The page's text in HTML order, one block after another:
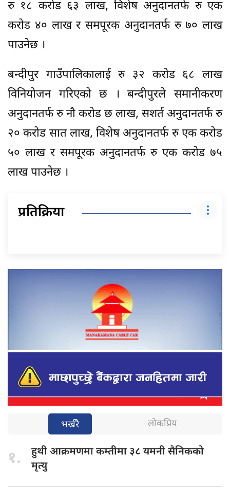
रु १८ करोड ६३ लाख, विशेष अनुदानतर्फ रु एक
करोड ४० लाख र समपूरक अनुदानतर्फ रु ७० लाख
पाउनेछ ।
बन्दीपुर गाउँपालिकालाई रु ३२ करोड ६८ लाख
विनियोजन गरिएको छ । बन्दीपुरले समानीकरण
अनुदानतर्फ रु नौ करोड छ लाख, सशर्त अनुदानतर्फ रु
२० करोड सात लाख, विशेष अनुदानतर्फ रु एक करोड
५० लाख र समपूरक अनुदानतर्फ रु एक करोड ७५
लाख पाउनेछ ।
प्रतिक्रिया
भर्खरै लोकप्रिय
१. हुथी आक्रमणमाकम्तीमा ३८ यमनी सैनिकको
मृत्यु